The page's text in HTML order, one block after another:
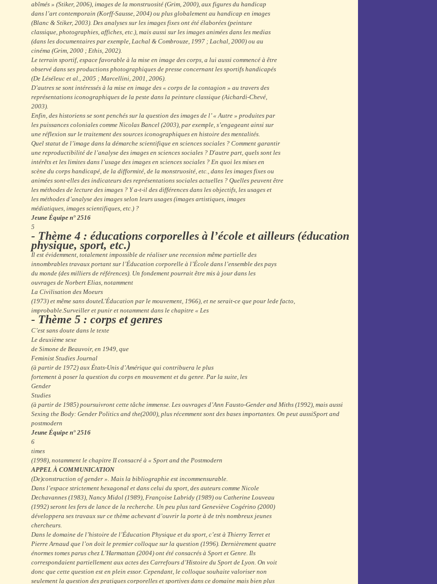
abîmés » (Stiker, 2006), images de la monstruosité (Grim, 2000), aux figures du handicap
dans l’art contemporain (Korff-Sausse, 2004) ou plus globalement au handicap en images
(Blanc & Stiker, 2003). Des analyses sur les images fixes ont été élaborées (peinture
classique, photographies, affiches, etc.), mais aussi sur les images animées dans les medias
(dans les documentaires par exemple, Lachal & Combrouze, 1997 ; Lachal, 2000) ou au
cinéma (Grim, 2000 ; Ethis, 2002).
Le terrain sportif, espace favorable à la mise en image des corps, a lui aussi commencé à être
observé dans ses productions photographiques de presse concernant les sportifs handicapés
(De Léséleuc et al., 2005 ; Marcellini, 2001, 2006).
D’autres se sont intéressés à la mise en image des « corps de la contagion » au travers des
représentations iconographiques de la peste dans la peinture classique (Aichardi-Chevé,
2003).
Enfin, des historiens se sont penchés sur la question des images de l’ « Autre » produites par
les puissances coloniales comme Nicolas Bancel (2003), par exemple, s’engageant ainsi sur
une réflexion sur le traitement des sources iconographiques en histoire des mentalités.
Quel statut de l’image dans la démarche scientifique en sciences sociales ? Comment garantir
une reproductibilité de l’analyse des images en sciences sociales ? D'autre part, quels sont les
intérêts et les limites dans l’usage des images en sciences sociales ? En quoi les mises en
scène du corps handicapé, de la difformité, de la monstruosité, etc., dans les images fixes ou
animées sont-elles des indicateurs des représentations sociales actuelles ? Quelles peuvent être
les méthodes de lecture des images ? Y a-t-il des différences dans les objectifs, les usages et
les méthodes d’analyse des images selon leurs usages (images artistiques, images
médiatiques, images scientifiques, etc.) ?
Jeune Équipe n° 2516
5
- Thème 4 : éducations corporelles à l’école et ailleurs (éducation
physique, sport, etc.)
Il est évidemment, totalement impossible de réaliser une recension même partielle des
innombrables travaux portant sur l’Éducation corporelle à l’École dans l’ensemble des pays
du monde (des milliers de références). Un fondement pourrait être mis à jour dans les
ouvrages de Norbert Elias, notamment
La Civilisation des Moeurs
(1973) et même sans douteL'Éducation par le mouvement, 1966), et ne serait-ce que pour lede facto,
improbable.Surveiller et punir et notamment dans le chapitre « Les
- Thème 5 : corps et genres
C’est sans doute dans le texte
Le deuxième sexe
de Simone de Beauvoir, en 1949, que
Feminist Studies Journal
(à partir de 1972) aux États-Unis d’Amérique qui contribuera le plus
fortement à poser la question du corps en mouvement et du genre. Par la suite, les
Gender
Studies
(à partir de 1985) poursuivront cette tâche immense. Les ouvrages d’Ann Fausto-Gender and Miths (1992), mais aussi
Sexing the Body: Gender Politics and the(2000), plus récemment sont des bases importantes. On peut aussiSport and
postmodern
Jeune Équipe n° 2516
6
times
(1998), notamment le chapitre II consacré à « Sport and the Postmodern
APPEL À COMMUNICATION
(De)construction of gender ». Mais la bibliographie est incommensurable.
Dans l’espace strictement hexagonal et dans celui du sport, des auteurs comme Nicole
Dechavannes (1983), Nancy Midol (1989), Françoise Labridy (1989) ou Catherine Louveau
(1992) seront les fers de lance de la recherche. Un peu plus tard Geneviève Cogérino (2000)
développera ses travaux sur ce thème achevant d’ouvrir la porte à de très nombreux jeunes
chercheurs.
Dans le domaine de l’histoire de l’Éducation Physique et du sport, c’est à Thierry Terret et
Pierre Arnaud que l’on doit le premier colloque sur la question (1996). Dernièrement quatre
énormes tomes parus chez L’Harmattan (2004) ont été consacrés à Sport et Genre. Ils
correspondaient partiellement aux actes des Carrefours d’Histoire du Sport de Lyon. On voit
donc que cette question est en plein essor. Cependant, le colloque souhaite valoriser non
seulement la question des pratiques corporelles et sportives dans ce domaine mais bien plus